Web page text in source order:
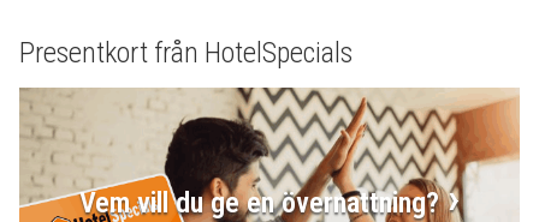
Presentkort från HotelSpecials
Vem vill du ge en övernattning?